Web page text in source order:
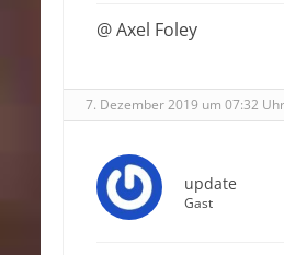
@ Axel Foley
7. Dezember 2019 um 07:32 Uhr
update
Gast